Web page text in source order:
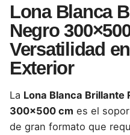
Lona Blanca
Negro
Versatilidad
Exterior
La Lona Blanca Brillante
300×500 cm es el
de gran formato que